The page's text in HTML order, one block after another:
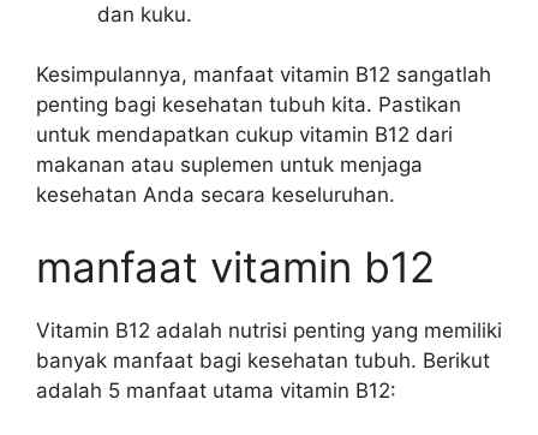
dan kuku.
Kesimpulannya, manfaat vitamin B12 sangatlah
penting bagi kesehatan tubuh kita. Pastikan
untuk mendapatkan cukup vitamin B12 dari
makanan atau suplemen untuk menjaga
kesehatan Anda secara keseluruhan.
manfaat vitamin b12
Vitamin B12 adalah nutrisi penting yang memiliki
banyak manfaat bagi kesehatan tubuh. Berikut
adalah 5 manfaat utama vitamin B12: